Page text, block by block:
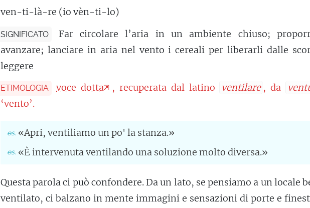
ven-ti-là-re (io vèn-ti-lo)
SIGNIFICATO
Far circolare l’aria in un ambiente chiuso;
avanzare; lanciare in aria nel vento i cereali per liberarli dalle
leggere
ETIMOLOGIA voce dotta , recuperata dal latino ventilare , da
‘vento’.
«Apri, ventiliamo un po' la stanza.»
«È intervenuta ventilando una soluzione molto diversa.»
Questa parola ci può confondere. Da un lato, se pensiamo a un locale
ventilato, ci balzano in mente immagini e sensazioni di porte e